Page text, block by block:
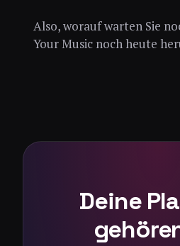
Also, worauf warten Sie
Your Music noch heute
Deine